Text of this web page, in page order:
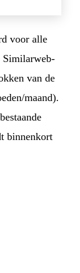
voor alle
Similarweb-
van de
maand).
binnenkort